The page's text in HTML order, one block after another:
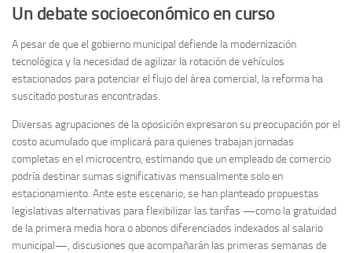
Un debate socioeconómico en curso
A pesar de que el gobierno municipal defiende la modernización
tecnológica y la necesidad de agilizar la rotación de vehículos
estacionados para potenciar el flujo del área comercial, la reforma ha
suscitado posturas encontradas.
Diversas agrupaciones de la oposición expresaron su preocupación por el
costo acumulado que implicará para quienes trabajan jornadas
completas en el microcentro, estimando que un empleado de comercio
podría destinar sumas significativas mensualmente solo en
estacionamiento. Ante este escenario, se han planteado propuestas
legislativas alternativas para flexibilizar las tarifas —como la gratuidad
de la primera media hora o abonos diferenciados indexados al salario
municipal—, discusiones que acompañarán las primeras semanas de